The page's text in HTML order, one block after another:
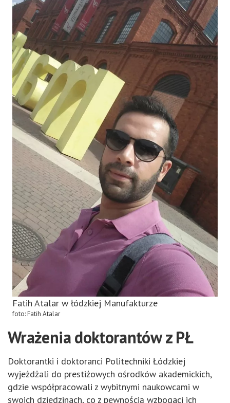
Fatih Atalar w łódzkiej Manufakturze
foto: Fatih Atalar
Wrażenia doktorantów z PŁ
Doktorantki i doktoranci Politechniki Łódzkiej
wyjeżdżali do prestiżowych ośrodków akademickich,
gdzie współpracowali z wybitnymi naukowcami w
swoich dziedzinach, co z pewnością wzbogaci ich